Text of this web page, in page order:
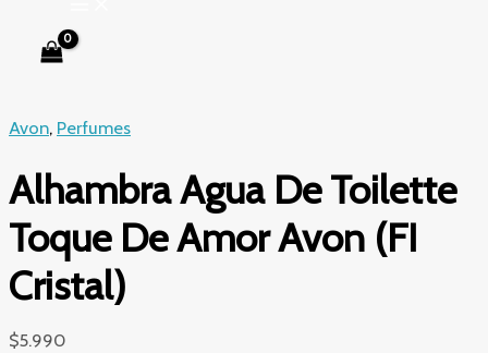
Avon, Perfumes
Alhambra Agua De Toilette
Toque De Amor Avon (FI
Cristal)
$5.990